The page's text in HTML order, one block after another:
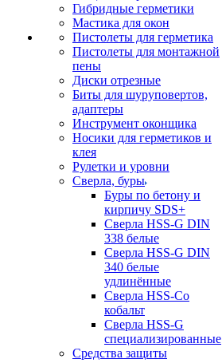
Гибридные герметики
Мастика для окон
Пистолеты для герметика
Пистолеты для монтажной
пены
Диски отрезные
Биты для шуруповертов,
адаптеры
Инструмент оконщика
Носики для герметиков и
клея
Рулетки и уровни
Сверла, буры
Буры по бетону и
кирпичу SDS+
Сверла HSS-G DIN
338 белые
Сверла HSS-G DIN
340 белые
удлинённые
Сверла HSS-Co
кобальт
Сверла HSS-G
специализированные
Средства защиты